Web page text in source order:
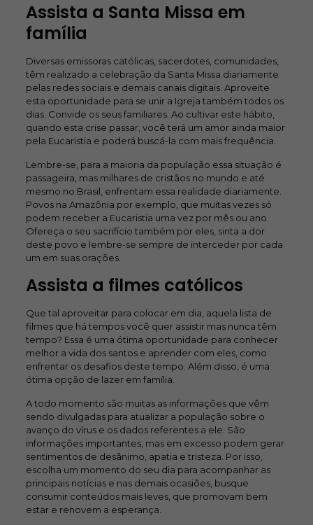
Assista a Santa Missa em
família
Diversas emissoras católicas, sacerdotes, comunidades,
têm realizado a celebração da Santa Missa diariamente
pelas redes sociais e demais canais digitais. Aproveite
esta oportunidade para se unir a Igreja também todos os
dias. Convide os seus familiares. Ao cultivar este hábito,
quando esta crise passar, você terá um amor ainda maior
pela Eucaristia e poderá buscá-la com mais frequência.
Lembre-se, para a maioria da população essa situação é
passageira, mas milhares de cristãos no mundo e até
mesmo no Brasil, enfrentam essa realidade diariamente.
Povos na Amazônia por exemplo, que muitas vezes só
podem receber a Eucaristia uma vez por mês ou ano.
Ofereça o seu sacrifício também por eles, sinta a dor
deste povo e lembre-se sempre de interceder por cada
um em suas orações.
Assista a filmes católicos
Que tal aproveitar para colocar em dia, aquela lista de
filmes que há tempos você quer assistir mas nunca têm
tempo? Essa é uma ótima oportunidade para conhecer
melhor a vida dos santos e aprender com eles, como
enfrentar os desafios deste tempo. Além disso, é uma
ótima opção de lazer em família.
A todo momento são muitas as informações que vêm
sendo divulgadas para atualizar a população sobre o
avanço do vírus e os dados referentes a ele. São
informações importantes, mas em excesso podem gerar
sentimentos de desânimo, apatia e tristeza. Por isso,
escolha um momento do seu dia para acompanhar as
principais notícias e nas demais ocasiões, busque
consumir conteúdos mais leves, que promovam bem
estar e renovem a esperança.